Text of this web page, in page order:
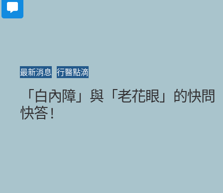
最新消息 行醫點滴
「白內障」與「老花眼」的快問
快答 !